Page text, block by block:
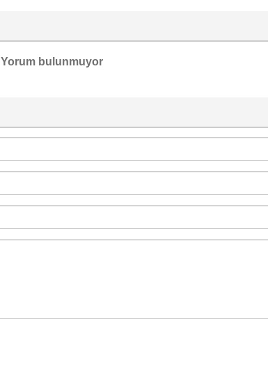
Yorum bulunmuyor